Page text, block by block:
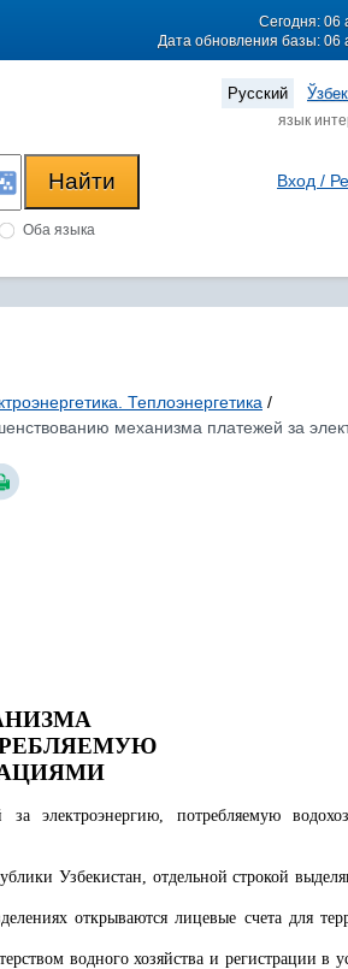
Сегодня: 06
Дата обновления базы: 06
Русский
язык
Оба языка
Вход /
Теплоэнергетика /
механизма платежей за
электроэнергию, потребляемую
Узбекистан, отдельной строкой
открываются лицевые счета для
водного хозяйства и регистрации в